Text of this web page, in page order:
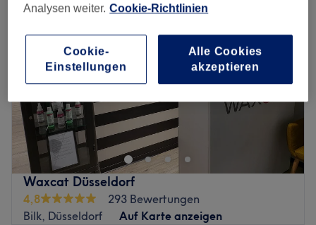
Waxcat Düsseldorf
4,8
293 Bewertungen
Bilk, Düsseldorf
Auf Karte anzeigen
Analysen weiter. Cookie-Richtlinien
Cookie-
Einstellungen
Alle Cookies
akzeptieren